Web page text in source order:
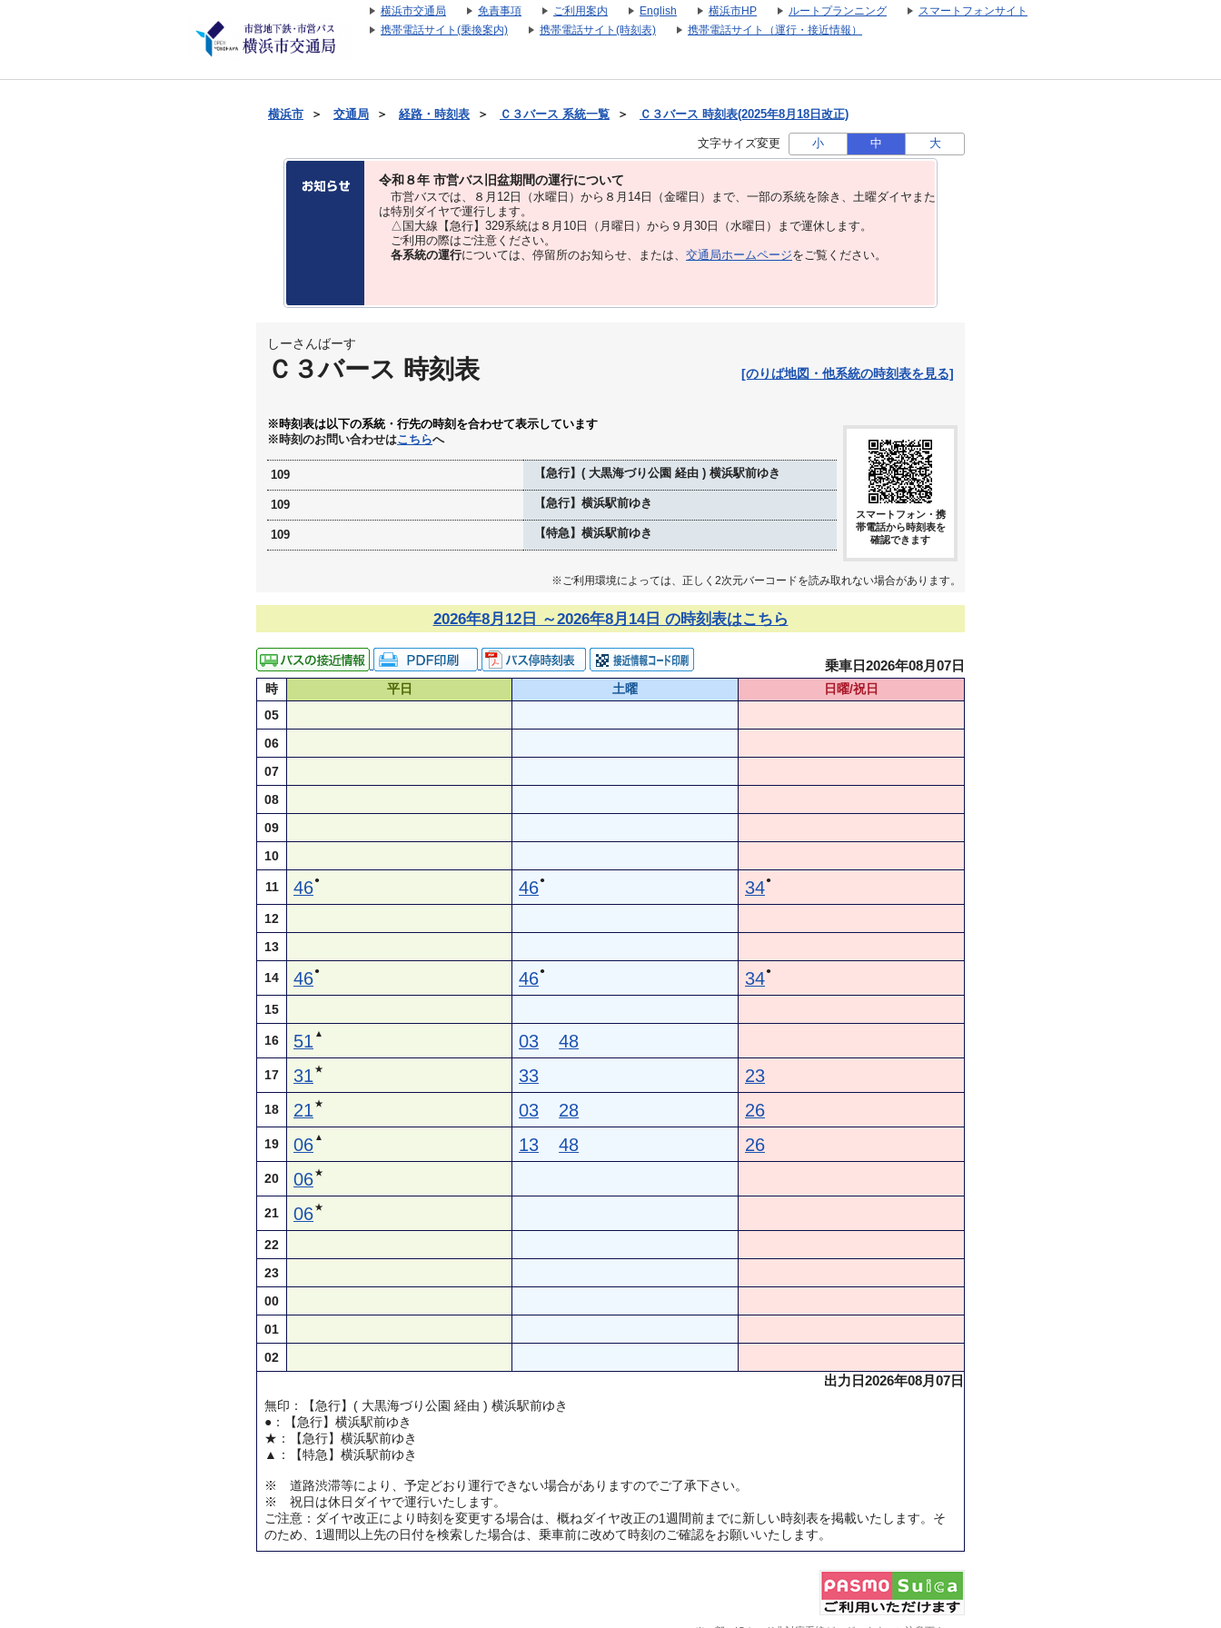
横浜市交通局 免責事項 ご利用案内 English 横浜市HP ルートプランニング
スマートフォンサイト
携帯電話サイト(乗換案内)
携帯電話サイト(時刻表) 携帯電話サイト（運行・接近情報）
横浜市 ＞ 交通局 ＞ 経路・時刻表 ＞ Ｃ３バース 系統一覧 ＞ Ｃ３バース 時刻表(2025年8月18日改正)
文字サイズ変更 小 中 大
令和８年 市営バス旧盆期間の運行について
市営バスでは、８⽉12⽇（水曜日）から８⽉14⽇（金曜日）まで、⼀部の系統を除き、⼟曜ダイヤまた
は特別ダイヤで運⾏します。
△国大線【急行】329系統は８月10日（月曜日）から９月30日（水曜日）まで運休します。
ご利用の際はご注意ください。
各系統の運行については、停留所のお知らせ、または、 交通局ホームページをご覧ください。
しーさんばーす
Ｃ３バース 時刻表 [のりば地図・他系統の時刻表を見る]
※時刻表は以下の系統・行先の時刻を合わせて表示しています
※時刻のお問い合わせはこちらへ
109 【急行】( 大黒海づり公園 経由 ) 横浜駅前ゆき
109 【急行】横浜駅前ゆき
109 【特急】横浜駅前ゆき
スマートフォン・携
帯電話から時刻表を
確認できます
※ご利用環境によっては、正しく2次元バーコードを読み取れない場合があります。
2026年8月12日 ～2026年8月14日 の時刻表はこちら
乗車日2026年08月07日
時 平日 土曜
日曜/祝日
05
06
07
08
09
10
11 46● 46● 34●
12
13
14 46● 46● 34●
15
16 51 ▲ 03 48
17 31 ★ 33 23
18 21 ★ 03 28 26
19 06 ▲ 13 48 26
20 06★
21 06★
22
23
00
01
02
出力日2026年08月07日
無印：【急行】( 大黒海づり公園 経由 ) 横浜駅前ゆき
●：【急行】横浜駅前ゆき
★：【急行】横浜駅前ゆき
▲：【特急】横浜駅前ゆき
※ 道路渋滞等により、予定どおり運行できない場合がありますのでご了承下さい。
※ 祝日は休日ダイヤで運行いたします。
ご注意：ダイヤ改正により時刻を変更する場合は、概ねダイヤ改正の1週間前までに新しい時刻表を掲載いたします。そ
のため、1週間以上先の日付を検索した場合は、乗車前に改めて時刻のご確認をお願いいたします。